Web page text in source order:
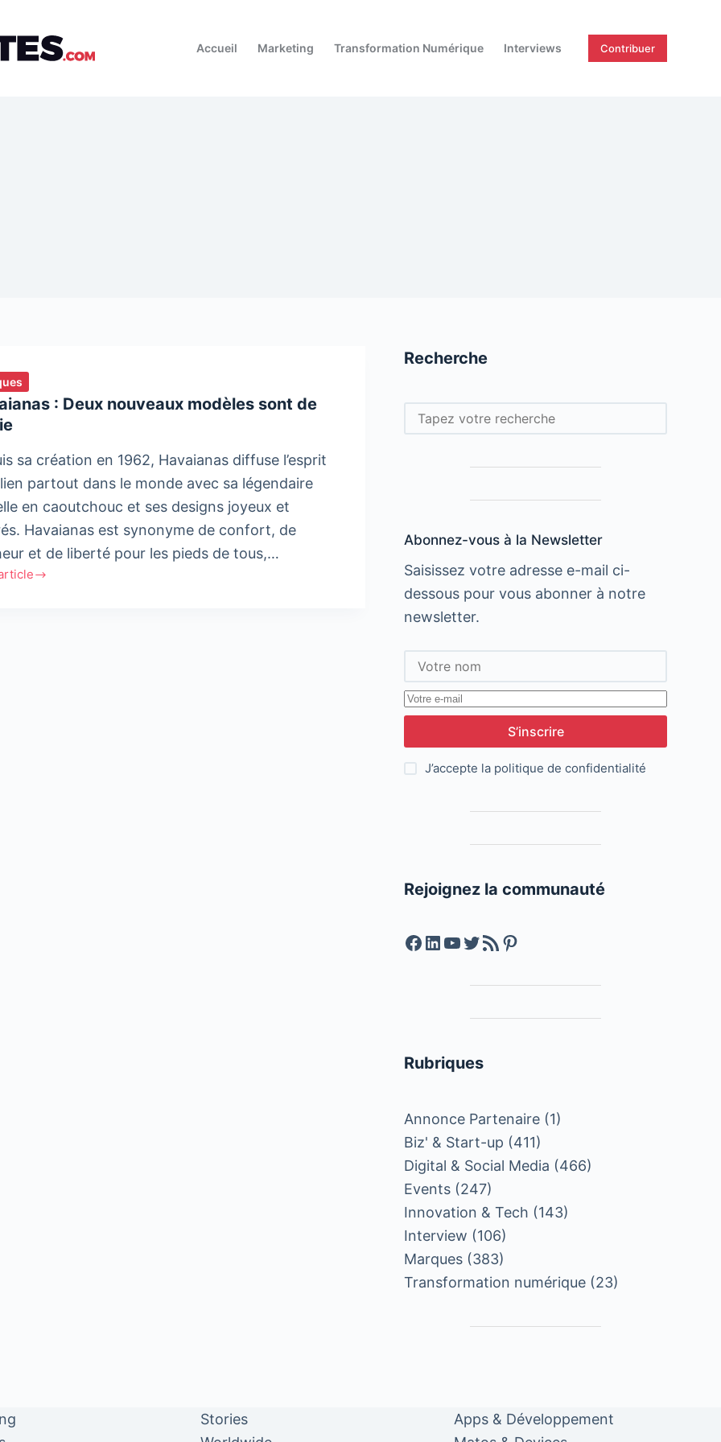
Accueil Marketing Transformation Numérique Interviews Contribuer
: Deux nouveaux modèles sont de
sa création en 1962, Havaianas diffuse l’esprit
partout dans le monde avec sa légendaire
en caoutchouc et ses designs joyeux et
Havaianas est synonyme de confort, de
et de liberté pour les pieds de tous,…
Recherche
Rechercher
Abonnez-vous à la Newsletter
Saisissez votre adresse e-mail ci-
dessous pour vous abonner à notre
newsletter.
S’inscrire
J’accepte la politique de confidentialité
Rejoignez la communauté
Facebook
LinkedIn
YouTube
Twitter
Feed RSSPinterest
Rubriques
Annonce Partenaire (1)
Biz' & Start-up (411)
Digital & Social Media (466)
Events (247)
Innovation & Tech (143)
Interview (106)
Marques (383)
Transformation numérique (23)
Stories
Apps & Développement